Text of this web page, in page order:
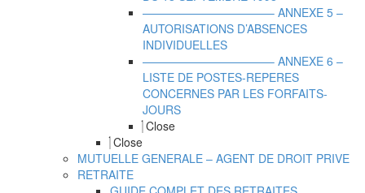
———————————– ANNEXE 5 –
AUTORISATIONS D’ABSENCES
INDIVIDUELLES
———————————– ANNEXE 6 –
LISTE DE POSTES-REPERES
CONCERNES PAR LES FORFAITS-
JOURS
Close
Close
MUTUELLE GENERALE – AGENT DE DROIT PRIVE
RETRAITE